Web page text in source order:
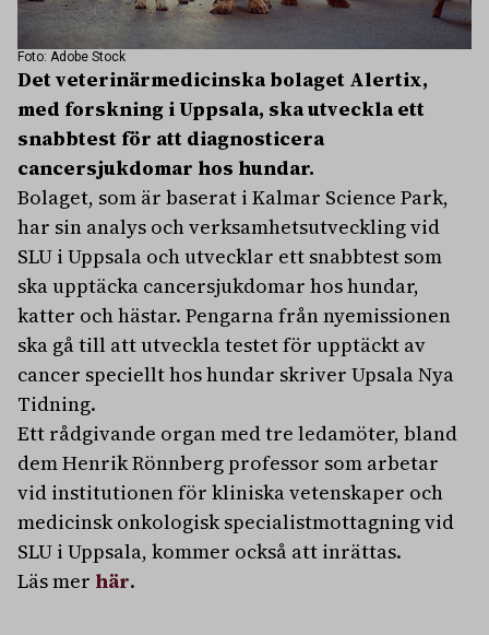
Foto: Adobe Stock
Det veterinärmedicinska bolaget Alertix,
med forskning i Uppsala, ska utveckla ett
snabbtest för att diagnosticera
cancersjukdomar hos hundar.
Bolaget, som är baserat i Kalmar Science Park,
har sin analys och verksamhetsutveckling vid
SLU i Uppsala och utvecklar ett snabbtest som
ska upptäcka cancersjukdomar hos hundar,
katter och hästar. Pengarna från nyemissionen
ska gå till att utveckla testet för upptäckt av
cancer speciellt hos hundar skriver Upsala Nya
Tidning.
Ett rådgivande organ med tre ledamöter, bland
dem Henrik Rönnberg professor som arbetar
vid institutionen för kliniska vetenskaper och
medicinsk onkologisk specialistmottagning vid
SLU i Uppsala, kommer också att inrättas.
Läs mer här.